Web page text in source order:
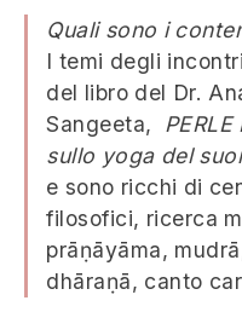
Quali sono i
I temi degli
del libro del Dr.
Sangeeta,
sullo yoga del
e sono ricchi di
filosofici, ricerca
prāṇāyāma,
dhāraṇā, canto